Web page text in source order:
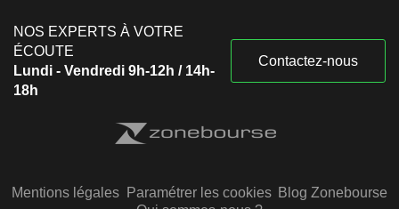
NOS EXPERTS À VOTRE
ÉCOUTE
Lundi - Vendredi 9h-12h / 14h-
18h
Contactez-nous
Mentions légales Paramétrer les cookies Blog Zonebourse